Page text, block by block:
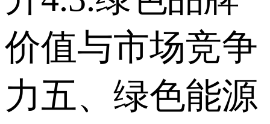
价值与市场竞争
力 五、绿色能源